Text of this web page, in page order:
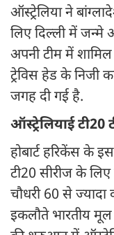
ऑस्ट्रेलिया ने
लिए दिल्ली में जन्मे
अपनी टीम में
ट्रेविस हेड के निजी
जगह दी गई है.
ऑस्ट्रेलियाई
होबार्ट हरिकेंस के
टी20 सीरीज के
चौधरी 60 से
इकलौते भारतीय